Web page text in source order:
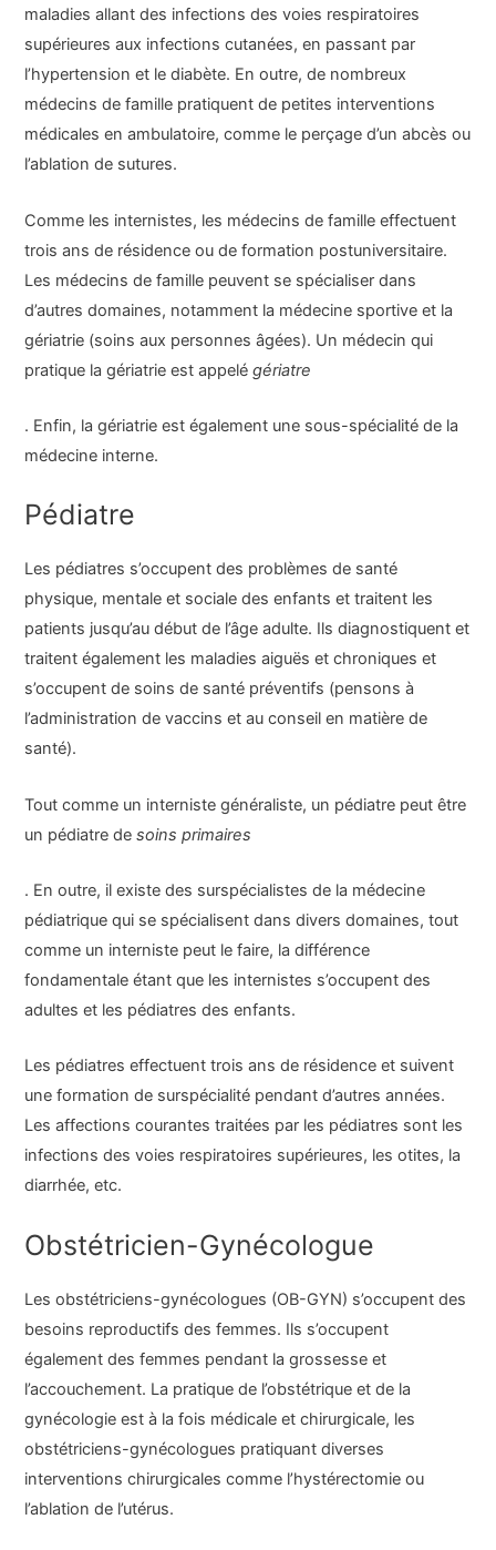
maladies allant des infections des voies respiratoires
supérieures aux infections cutanées, en passant par
l’hypertension et le diabète. En outre, de nombreux
médecins de famille pratiquent de petites interventions
médicales en ambulatoire, comme le perçage d’un abcès ou
l’ablation de sutures.
Comme les internistes, les médecins de famille effectuent
trois ans de résidence ou de formation postuniversitaire.
Les médecins de famille peuvent se spécialiser dans
d’autres domaines, notamment la médecine sportive et la
gériatrie (soins aux personnes âgées). Un médecin qui
pratique la gériatrie est appelégériatre
. Enfin, la gériatrie est également une sous-spécialité de la
médecine interne.
Pédiatre
Les pédiatres s’occupent des problèmes de santé
physique, mentale et sociale des enfants et traitent les
patients jusqu’au début de l’âge adulte. Ils diagnostiquent et
traitent également les maladies aiguës et chroniques et
s’occupent de soins de santé préventifs (pensons à
l’administration de vaccins et au conseil en matière de
santé).
Tout comme un interniste généraliste, un pédiatre peut être
un pédiatre desoins primaires
. En outre, il existe des surspécialistes de la médecine
pédiatrique qui se spécialisent dans divers domaines, tout
comme un interniste peut le faire, la différence
fondamentale étant que les internistes s’occupent des
adultes et les pédiatres des enfants.
Les pédiatres effectuent trois ans de résidence et suivent
une formation de surspécialité pendant d’autres années.
Les affections courantes traitées par les pédiatres sont les
infections des voies respiratoires supérieures, les otites, la
diarrhée, etc.
Obstétricien-Gynécologue
Les obstétriciens-gynécologues (OB-GYN) s’occupent des
besoins reproductifs des femmes. Ils s’occupent
également des femmes pendant la grossesse et
l’accouchement. La pratique de l’obstétrique et de la
gynécologie est à la fois médicale et chirurgicale, les
obstétriciens-gynécologues pratiquant diverses
interventions chirurgicales comme l’hystérectomie ou
l’ablation de l’utérus.